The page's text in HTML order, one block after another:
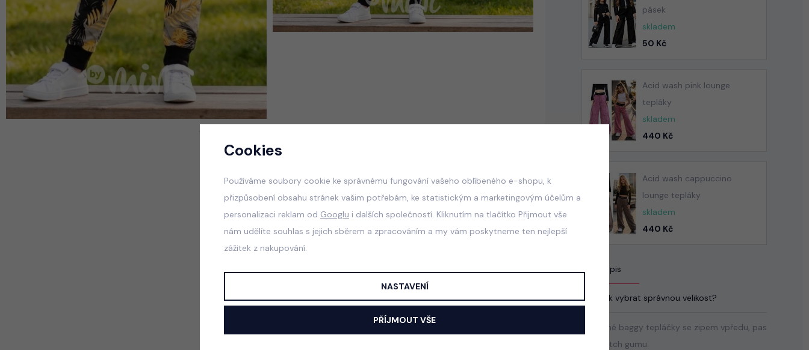
pásek
skladem
50 Kč
Acid wash pink lounge
tepláky
skladem
440 Kč
Acid wash cappuccino
lounge tepláky
skladem
440 Kč
Popis
Jak vybrat správnou velikost?
Bavlněné baggy tepláčky se zipem vpředu, pas
na stretch gumu.
Cookies
Používáme soubory cookie ke správnému fungování vašeho oblíbeného e-shopu, k
přizpůsobení obsahu stránek vašim potřebám, ke statistickým a marketingovým účelům a
personalizaci reklam od Googlu i dalších společností. Kliknutím na tlačítko Přijmout vše
nám udělíte souhlas s jejich sběrem a zpracováním a my vám poskytneme ten nejlepší
zážitek z nakupování.
NASTAVENÍ
PŘÍJMOUT VŠE